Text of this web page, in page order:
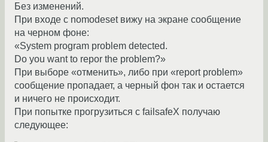
Без изменений.
При входе с nomodeset вижу на экране сообщение
на черном фоне:
«System program problem detected.
Do you want to repor the problem?»
При выборе «отменить», либо при «report problem»
сообщение пропадает, а черный фон так и остается
и ничего не происходит.
При попытке прогрузиться с failsafeX получаю
следующее: